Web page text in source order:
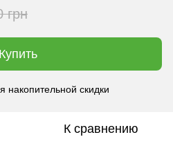
грн
Купить
накопительной скидки
К сравнению